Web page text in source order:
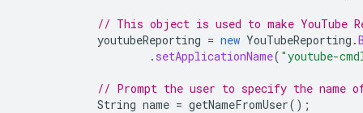
// This object is used to make YouTube
youtubeReporting = new YouTubeReporting .
. setApplicationName( "youtube-
// Prompt the user to specify the name
String name = getNameFromUser();